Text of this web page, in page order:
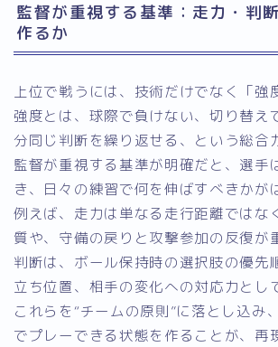
監督が重視する基準：走力・判
作るか
上位で戦うには、技術だけでなく「強
強度とは、球際で負けない、切り替え
分同じ判断を繰り返せる、という総合
監督が重視する基準が明確だと、選手
き、日々の練習で何を伸ばすべきかが
例えば、走力は単なる走行距離ではな
質や、守備の戻りと攻撃参加の反復が
判断は、ボール保持時の選択肢の優先
立ち位置、相手の変化への対応力とし
これらを“チームの原則”に落とし込み
でプレーできる状態を作ることが、再